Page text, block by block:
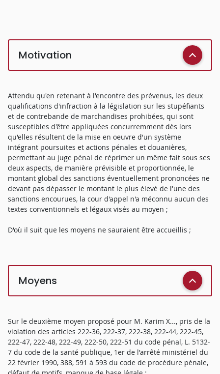
Motivation
Attendu qu'en retenant à l'encontre des prévenus, les deux
qualifications d'infraction à la législation sur les stupéfiants
et de contrebande de marchandises prohibées, qui sont
susceptibles d'être appliquées concurremment dès lors
qu'elles résultent de la mise en oeuvre d'un système
intégrant poursuites et actions pénales et douanières,
permettant au juge pénal de réprimer un même fait sous ses
deux aspects, de manière prévisible et proportionnée, le
montant global des sanctions éventuellement prononcées ne
devant pas dépasser le montant le plus élevé de l'une des
sanctions encourues, la cour d'appel n'a méconnu aucun des
textes conventionnels et légaux visés au moyen ;
D'où il suit que les moyens ne sauraient être accueillis ;
Moyens
Sur le deuxième moyen proposé pour M. Karim X..., pris de la
violation des articles 222-36, 222-37, 222-38, 222-44, 222-45,
222-47, 222-48, 222-49, 222-50, 222-51 du code pénal, L. 5132-
7 du code de la santé publique, 1er de l'arrêté ministériel du
22 février 1990, 388, 591 à 593 du code de procédure pénale,